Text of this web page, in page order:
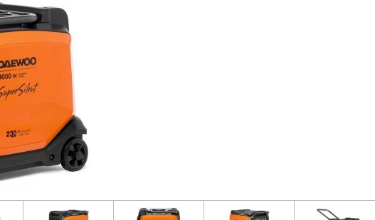
Компьютеры и Серверы
Колонки и Акустические
системы
Наушники и Гарнитуры